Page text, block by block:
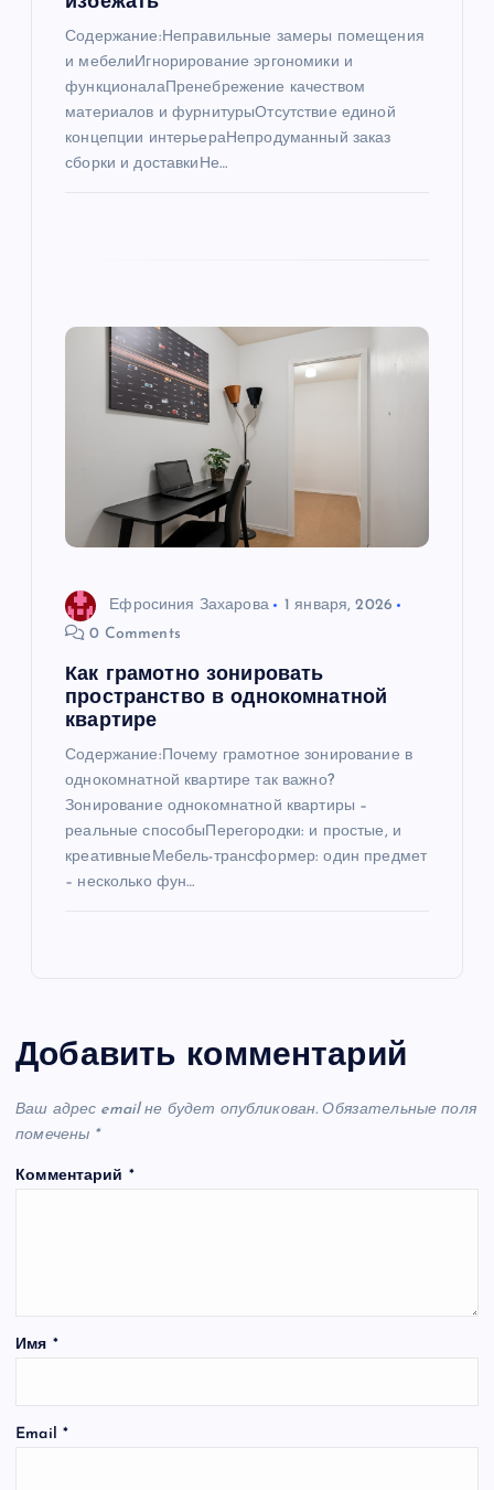
Содержание:Неправильные замеры помещения
и мебелиИгнорирование эргономики и
функционалаПренебрежение качеством
материалов и фурнитурыОтсутствие единой
концепции интерьераНепродуманный заказ
сборки и доставкиНе…
Ефросиния Захарова
1 января, 2026
0 Comments
Как грамотно зонировать
пространство в однокомнатной
квартире
Содержание:Почему грамотное зонирование в
однокомнатной квартире так важно?
Зонирование однокомнатной квартиры –
реальные способыПерегородки: и простые, и
креативныеМебель-трансформер: один предмет
– несколько фун…
Добавить комментарий
Ваш адрес email не будет опубликован. Обязательные поля
помечены *
Комментарий *
Имя *
Email *